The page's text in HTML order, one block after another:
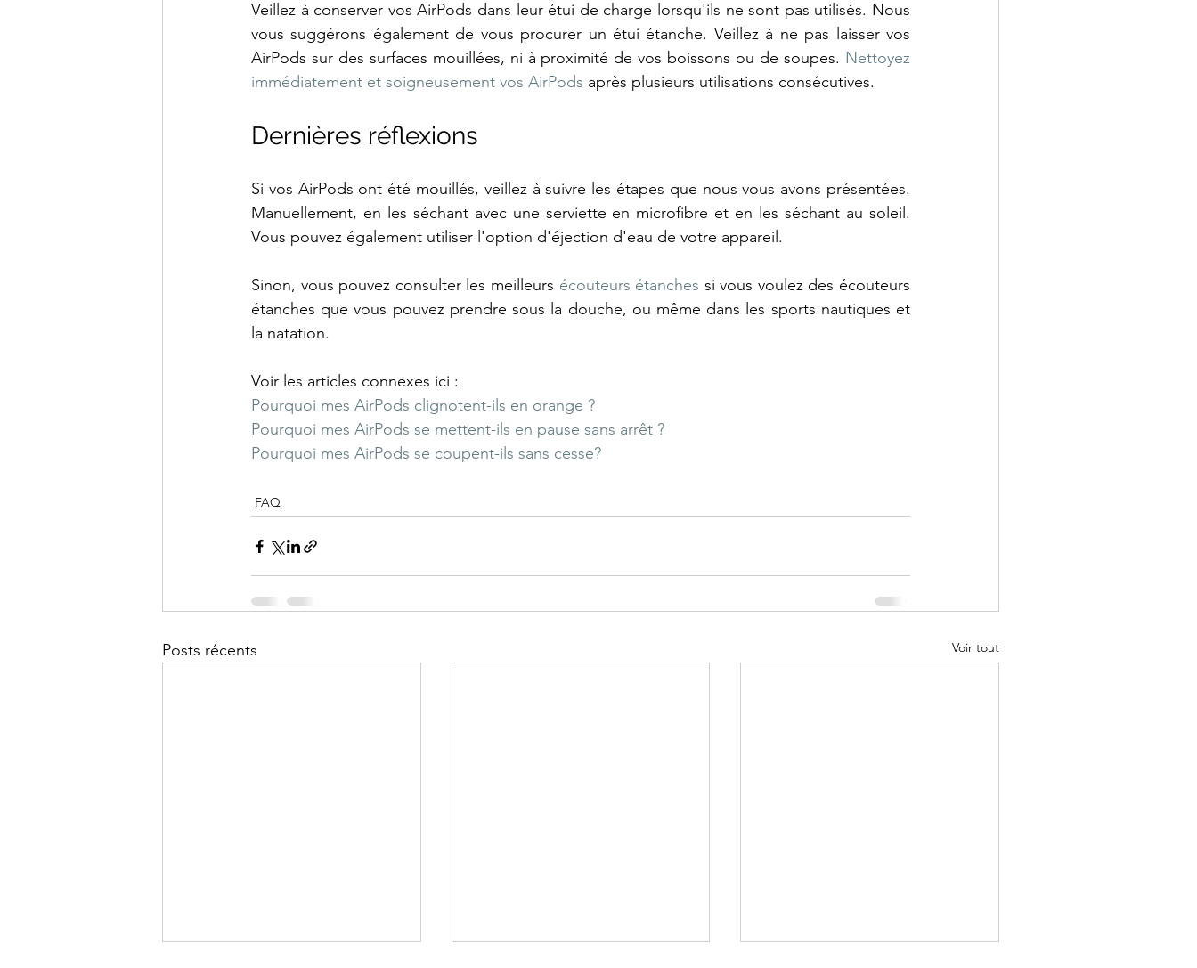
Veillez à conserver vos AirPods dans leur étui de charge lorsqu'ils ne sont pas utilisés. Nous
vous suggérons également de vous procurer un étui étanche. Veillez à ne pas laisser vos
AirPods sur des surfaces mouillées, ni à proximité de vos boissons ou de soupes. Nettoyez
immédiatement et soigneusement vos AirPods après plusieurs utilisations consécutives.
Dernières réflexions
Si vos AirPods ont été mouillés, veillez à suivre les étapes que nous vous avons présentées.
Manuellement, en les séchant avec une serviette en microfibre et en les séchant au soleil.
Vous pouvez également utiliser l'option d'éjection d'eau de votre appareil.
Sinon, vous pouvez consulter les meilleurs écouteurs étanches si vous voulez des écouteurs
étanches que vous pouvez prendre sous la douche, ou même dans les sports nautiques et
la natation.
Voir les articles connexes ici :
Pourquoi mes AirPods clignotent-ils en orange ?
Pourquoi mes AirPods se mettent-ils en pause sans arrêt ?
Pourquoi mes AirPods se coupent-ils sans cesse?
FAQ
Posts récents Voir tout